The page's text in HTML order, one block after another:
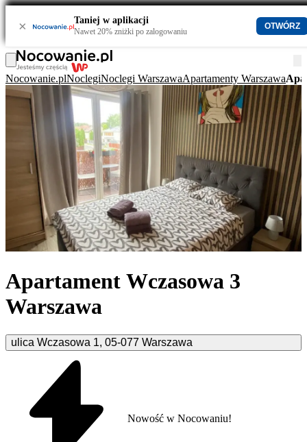
× Taniej w aplikacji
Nawet 20% zniżki po zalogowaniu
OTWÓRZ
Nocowanie.plNoclegiNoclegi WarszawaApartamenty Warszawa
Apartament Wczasowa 3
Warszawa
ulica Wczasowa 1, 05-077 Warszawa
Nowość w Nocowaniu!